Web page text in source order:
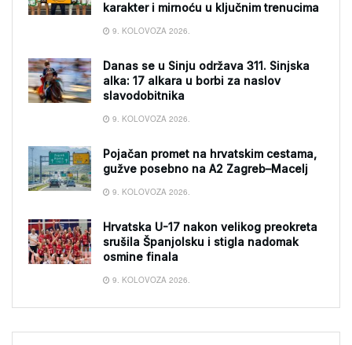
karakter i mirnoću u ključnim trenucima
9. KOLOVOZA 2026.
Danas se u Sinju održava 311. Sinjska
alka: 17 alkara u borbi za naslov
slavodobitnika
9. KOLOVOZA 2026.
Pojačan promet na hrvatskim cestama,
gužve posebno na A2 Zagreb–Macelj
9. KOLOVOZA 2026.
Hrvatska U-17 nakon velikog preokreta
srušila Španjolsku i stigla nadomak
osmine finala
9. KOLOVOZA 2026.